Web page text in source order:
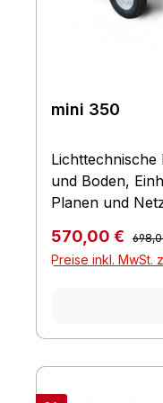
mini 350
Lichttechnische
und Boden,
Planen und
Rahmen
Verkaufspreis:
570,00 €
Preise inkl. MwSt.